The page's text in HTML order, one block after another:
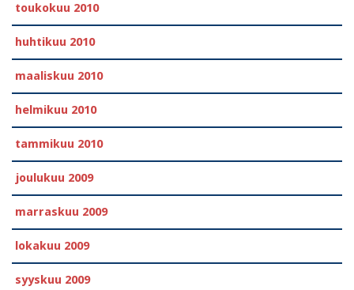
toukokuu 2010
huhtikuu 2010
maaliskuu 2010
helmikuu 2010
tammikuu 2010
joulukuu 2009
marraskuu 2009
lokakuu 2009
syyskuu 2009